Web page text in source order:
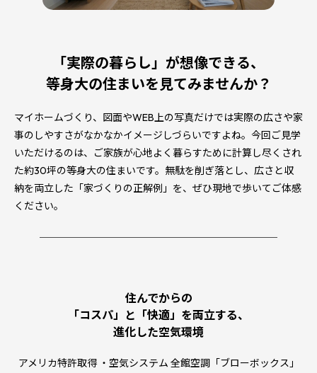
「実際の暮らし」が想像できる、
等身大の住まいを見てみませんか？
マイホームづくり、図面やWEB上の写真だけでは実際の広さや家
事のしやすさがなかなかイメージしづらいですよね。今回ご見学
いただけるのは、ご家族が心地よく暮らすために計算し尽くされ
た約30坪の等身大の住まいです。無駄を削ぎ落とし、広さと収
納を両立した「家づくりの正解例」を、ぜひ現地で歩いてご体感
ください。
────────────────────────
住んでからの
「コスパ」と「快適」を両立する、
進化した空気環境
アメリカ特許取得 ・空気システム 全館空調「ブローボックス」